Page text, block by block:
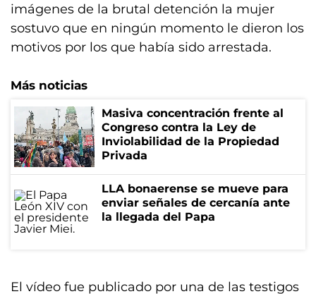
imágenes de la brutal detención la mujer
sostuvo que en ningún momento le dieron los
motivos por los que había sido arrestada.
Más noticias
Masiva concentración frente al
Congreso contra la Ley de
Inviolabilidad de la Propiedad
Privada
LLA bonaerense se mueve para
enviar señales de cercanía ante
la llegada del Papa
El vídeo fue publicado por una de las testigos